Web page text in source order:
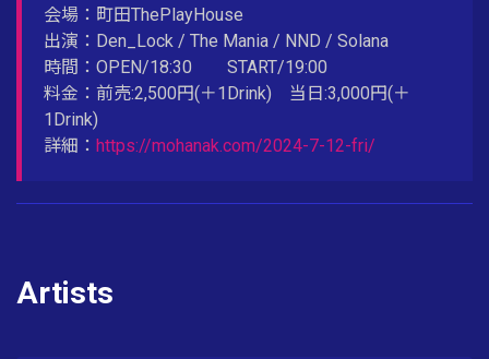
会場：町田ThePlayHouse
出演：Den_Lock / The Mania / NND / Solana
時間：OPEN/18:30 START/19:00
料金：前売:2,500円(＋1Drink) 当日:3,000円(＋
1Drink)
詳細： https://mohanak.com/2024-7-12-fri/
Artists